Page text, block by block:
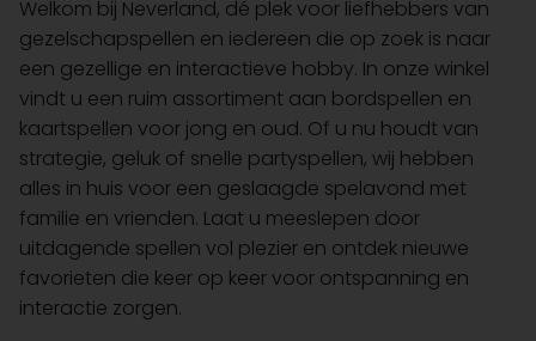
Welkom bij Neverland, dé plek voor liefhebbers van
gezelschapspellen en iedereen die op zoek is naar
een gezellige en interactieve hobby. In onze winkel
vindt u een ruim assortiment aan bordspellen en
kaartspellen voor jong en oud. Of u nu houdt van
strategie, geluk of snelle partyspellen, wij hebben
alles in huis voor een geslaagde spelavond met
familie en vrienden. Laat u meeslepen door
uitdagende spellen vol plezier en ontdek nieuwe
favorieten die keer op keer voor ontspanning en
interactie zorgen.